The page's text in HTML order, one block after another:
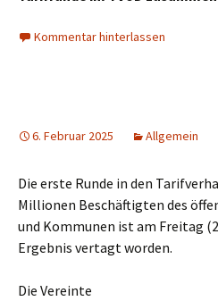
Kommentar hinterlassen
6. Februar 2025 Allgemein
Die erste Runde in den
Millionen Beschäftigten des
und Kommunen ist am Freitag
Ergebnis vertagt worden.
Die Vereinte